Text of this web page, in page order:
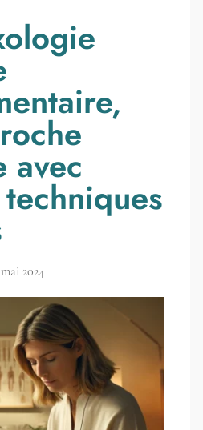
avec
techniques
2024